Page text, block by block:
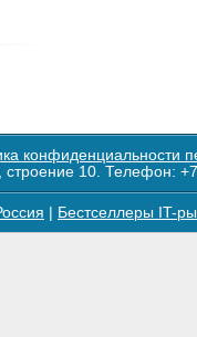
конфиденциальности
строение 10. Телефон:
Бестселлеры IT-